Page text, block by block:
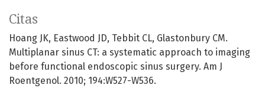
Citas
Hoang JK, Eastwood JD, Tebbit CL, Glastonbury CM.
Multiplanar sinus CT: a systematic approach to imaging
before functional endoscopic sinus surgery. Am J
Roentgenol. 2010; 194:W527-W536.